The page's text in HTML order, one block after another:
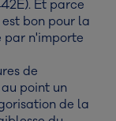
Et parce
bon pour la
par n'importe
de
point un
de la